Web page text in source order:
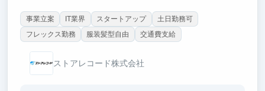
事業立案 IT業界 スタートアップ
土日勤務可
フレックス勤務
服装髪型自由 交通費支給
ストアレコード株式会社